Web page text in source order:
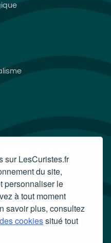
sur LesCuristes.fr
du site,
personnaliser le
à tout moment
savoir plus, consultez
cookiessitué tout
l'Orne